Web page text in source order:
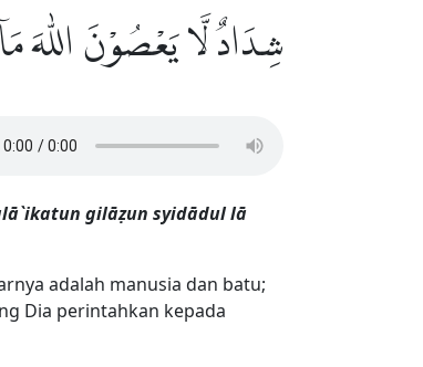
شِدَادٌ لَّا يَعْصُوْنَ اللّٰهَ
gilāẓun syidādul lā
adalah manusia dan batu;
Dia perintahkan kepada